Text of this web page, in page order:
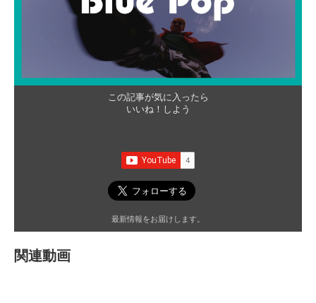
この記事が気に入ったら
いいね！しよう
最新情報をお届けします。
関連動画